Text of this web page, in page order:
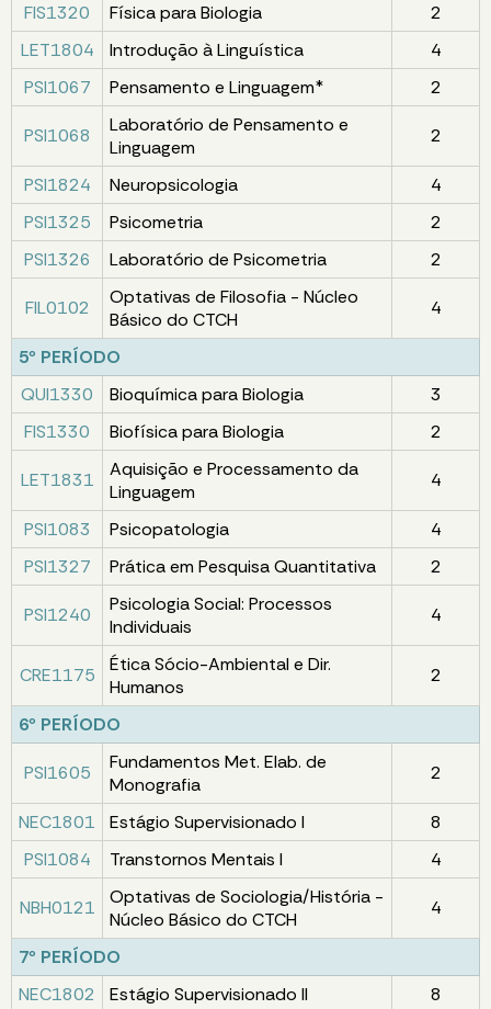
FIS1320
Física para Biologia
2
LET1804
Introdução à Linguística
4
PSI1067
Pensamento e Linguagem* 2
PSI1068
Laboratório de Pensamento e
Linguagem
2
PSI1824 Neuropsicologia
4
PSI1325
Psicometria
2
PSI1326
Laboratório de Psicometria 2
FIL0102
Optativas de Filosofia - Núcleo
Básico do CTCH
4
5º PERÍODO
QUI1330
Bioquímica para Biologia
3
FIS1330
Biofísica para Biologia 2
LET1831
Aquisição e Processamento da
Linguagem
4
PSI1083 Psicopatologia
4
PSI1327
Prática em Pesquisa Quantitativa 2
PSI1240
Psicologia Social: Processos
Individuais
4
CRE1175
Ética Sócio-Ambiental e Dir.
Humanos
2
6º PERÍODO
PSI1605
Fundamentos Met. Elab. de
Monografia
2
NEC1801 Estágio Supervisionado I
8
PSI1084
Transtornos Mentais I 4
NBH0121
Optativas de Sociologia/História -
Núcleo Básico do CTCH
4
7º PERÍODO
NEC1802
Estágio Supervisionado II
8